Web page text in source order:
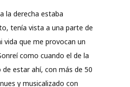
la derecha estaba
tenía vista a una parte de
vida que me provocan un
como cuando el de la
estar ahí, con más de 50
y musicalizado con